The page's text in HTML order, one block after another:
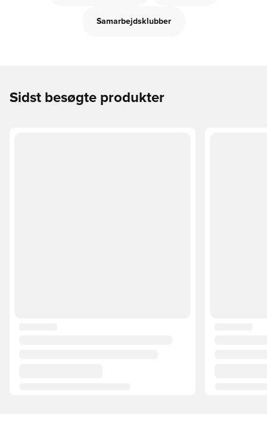
Samarbejdsklubber
Sidst besøgte produkter